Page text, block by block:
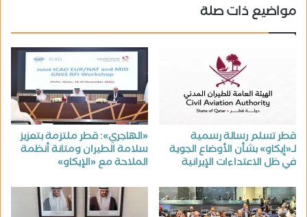
مواضيع ذات صلة
قطر تسلم رسالة رسمية
لـ«إيكاو» بشأن الأوضاع الجوية
في ظل الاعتداءات الإيرانية
«الهاجري»: قطر ملتزمة بتعزيز
سلامة الطيران ومتانة أنظمة
الملاحة مع «الإيكاو»